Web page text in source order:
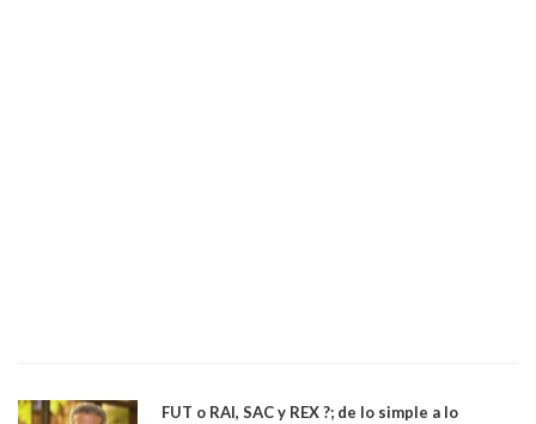
FUT o RAI, SAC y REX ?; de lo simple a lo